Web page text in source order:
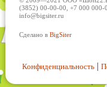
(3852) 00-00-00, +7 000 000-
info@bigsiter.ru
Сделано в BigSiter
Конфиденциальность